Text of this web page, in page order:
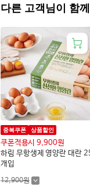
다른 고객님이 함
하림 무항생제 영양란 대란
개입
중복쿠폰 상품할인
쿠폰적용시 9,900원
12,900원